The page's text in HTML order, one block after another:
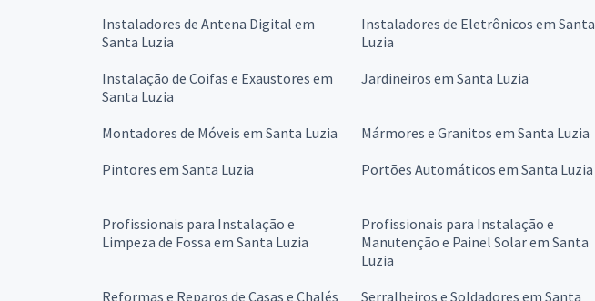
Instaladores de Antena Digital em
Santa Luzia
Instaladores de Eletrônicos em Santa
Luzia
Instalação de Coifas e Exaustores em
Santa Luzia
Jardineiros em Santa Luzia
Montadores de Móveis em Santa Luzia Mármores e Granitos em Santa Luzia
Pintores em Santa Luzia
Portões Automáticos em Santa Luzia
Profissionais para Instalação e
Limpeza de Fossa em Santa Luzia
Profissionais para Instalação e
Manutenção e Painel Solar em Santa
Luzia
Reformas e Reparos de Casas e Chalés Serralheiros e Soldadores em Santa